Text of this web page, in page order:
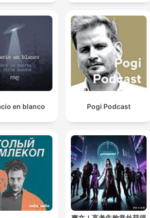
en blanco Pogi Podcast